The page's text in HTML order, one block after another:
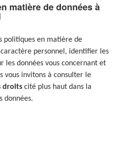
matière de données à
politiques en matière de
personnel, identifier les
les données vous concernant et
vous invitons à consulter le
droits cité plus haut dans la
données.